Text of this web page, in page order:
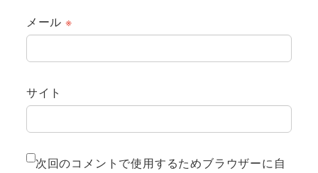
メール ※
サイト
次回のコメントで使用するためブラウザーに自